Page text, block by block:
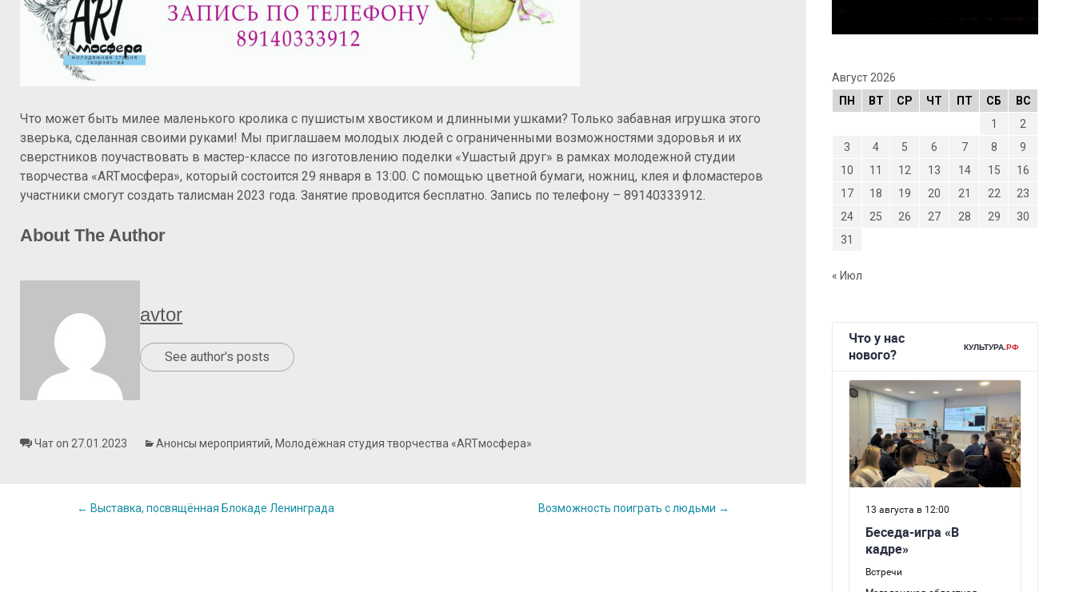
Что может быть милее маленького кролика с пушистым хвостиком и длинными ушками? Только забавная игрушка этого
зверька, сделанная своими руками! Мы приглашаем молодых людей с ограниченными возможностями здоровья и их
сверстников поучаствовать в мастер-классе по изготовлению поделки «Ушастый друг» в рамках молодежной студии
творчества «ARTмосфера», который состоится 29 января в 13:00. С помощью цветной бумаги, ножниц, клея и фломастеров
участники смогут создать талисман 2023 года. Занятие проводится бесплатно. Запись по телефону – 89140333912.
About The Author
avtor
See author's posts
Чат on 27.01.2023 Анонсы мероприятий, Молодёжная студия творчества «ARTмосфера»
Post
← Выставка, посвящённая Блокаде Ленинграда Возможность поиграть с людьми →
Август 2026
ПН
ВТ СР ЧТ ПТ СБ
ВС
1
2
3
4 5 6 7 8
9
10
11 12 13 14 15
16
17
18 19 20 21 22
23
24
25 26 27 28 29
30
31
« Июл